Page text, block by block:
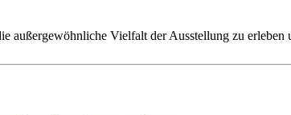
außergewöhnliche Vielfalt der Ausstellung zu